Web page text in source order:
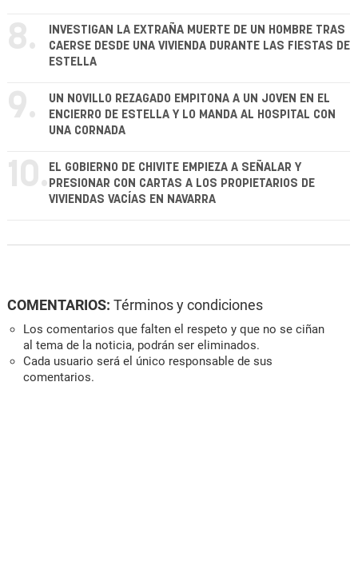
8.
INVESTIGAN LA EXTRAÑA MUERTE DE UN HOMBRE TRAS
CAERSE DESDE UNA VIVIENDA DURANTE LAS FIESTAS DE
ESTELLA
9.
UN NOVILLO REZAGADO EMPITONA A UN JOVEN EN EL
ENCIERRO DE ESTELLA Y LO MANDA AL HOSPITAL CON
UNA CORNADA
10. EL GOBIERNO DE CHIVITE EMPIEZA A SEÑALAR Y
PRESIONAR CON CARTAS A LOS PROPIETARIOS DE
VIVIENDAS VACÍAS EN NAVARRA
COMENTARIOS: Términos y condiciones
Los comentarios que falten el respeto y que no se ciñan
al tema de la noticia, podrán ser eliminados.
Cada usuario será el único responsable de sus
comentarios.